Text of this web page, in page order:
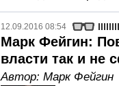
12.09.2016 08:54
Марк Фейгин:
власти так и не
Автор: Марк Фейгин